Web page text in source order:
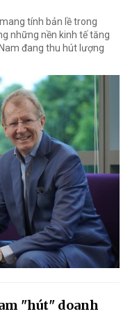
tính bản lề trong
những nền kinh tế tăng
đang thu hút lượng
"hút" doanh